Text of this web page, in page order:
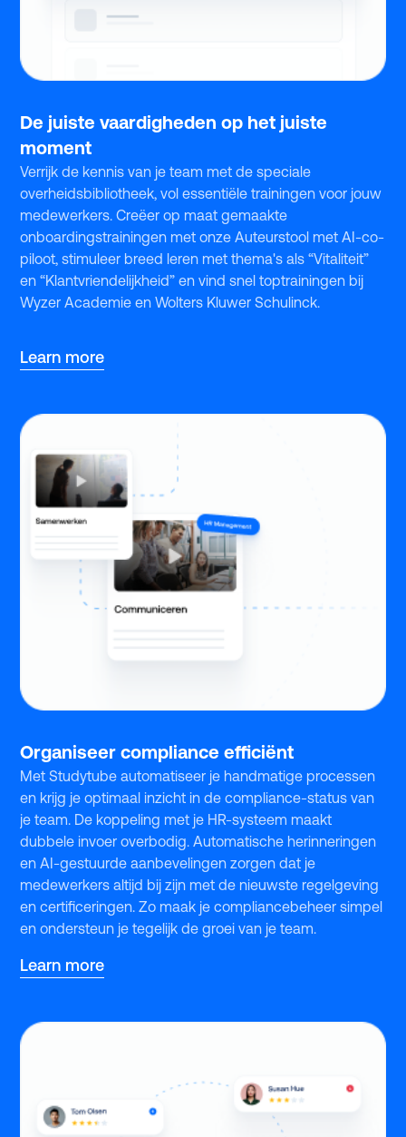
De juiste vaardigheden op het juiste
moment
Verrijk de kennis van je team met de speciale
overheidsbibliotheek, vol essentiële trainingen voor jouw
medewerkers. Creëer op maat gemaakte
onboardingstrainingen met onze Auteurstool met AI-co-
piloot, stimuleer breed leren met thema's als “Vitaliteit”
en “Klantvriendelijkheid” en vind snel toptrainingen bij
Wyzer Academie en Wolters Kluwer Schulinck.
Learn more
Organiseer compliance efficiënt
Met Studytube automatiseer je handmatige processen
en krijg je optimaal inzicht in de compliance-status van
je team. De koppeling met je HR-systeem maakt
dubbele invoer overbodig. Automatische herinneringen
en AI-gestuurde aanbevelingen zorgen dat je
medewerkers altijd bij zijn met de nieuwste regelgeving
en certificeringen. Zo maak je compliancebeheer simpel
en ondersteun je tegelijk de groei van je team.
Learn more